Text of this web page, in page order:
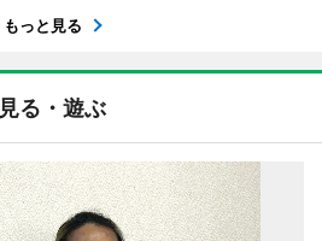
もっと見る
見る・遊ぶ